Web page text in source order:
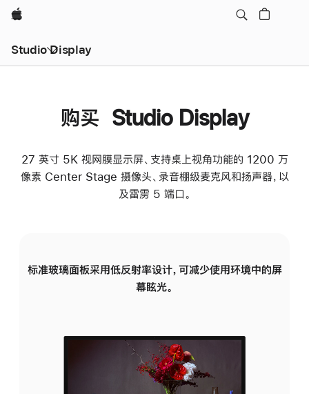
Apple
Studio Display
购买 Studio Display
27 英寸 5K 视网膜显示屏、支持桌上视角功能的 1200 万
像素 Center Stage 摄像头、录音棚级麦克风和扬声器，以
及雷雳 5 端口。
标准玻璃面板采用低反射率设计，可减少使用环境中的屏
幕眩光。